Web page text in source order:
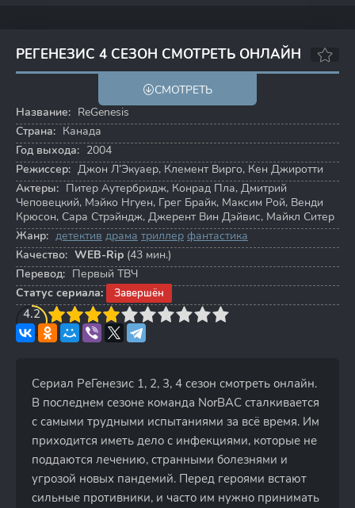
РЕГЕНЕЗИС 4 СЕЗОН СМОТРЕТЬ ОНЛАЙН
7.2 7.8
СМОТРЕТЬ
Название: ReGenesis
Страна: Канада
Год выхода: 2004
Режиссер: Джон Л’Экуаер, Клемент Вирго, Кен Джиротти
Актеры: Питер Аутербридж, Конрад Пла, Дмитрий
Чеповецкий, Мэйко Нгуен, Грег Брайк, Максим Рой, Венди
Крюсон, Сара Стрэйндж, Джерент Вин Дэйвис, Майкл Ситер
Жанр: детектив драма триллер фантастика
Качество: WEB-Rip (43 мин.)
Перевод: Первый ТВЧ
Статус сериала:
Завершён
4.2
4 5 6 7 8 9 10
Сериал РеГенезис 1, 2, 3, 4 сезон смотреть онлайн.
В последнем сезоне команда NorBAC сталкивается
с самыми трудными испытаниями за всё время. Им
приходится иметь дело с инфекциями, которые не
поддаются лечению, странными болезнями и
угрозой новых пандемий. Перед героями встают
сильные противники, и часто им нужно принимать